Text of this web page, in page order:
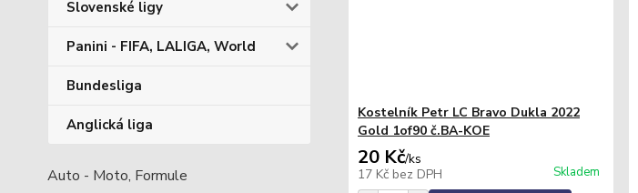
Slovenské ligy
Panini - FIFA, LALIGA, World
Bundesliga
Anglická liga
Auto - Moto, Formule
Kostelník Petr LC Bravo Dukla 2022
Gold 1of90 č.BA-KOE
20 Kč/ks
17 Kč bez DPH Skladem